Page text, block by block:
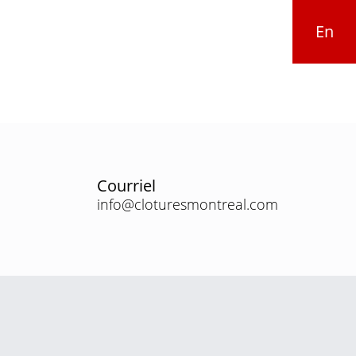
En
Courriel
info@cloturesmontreal.com